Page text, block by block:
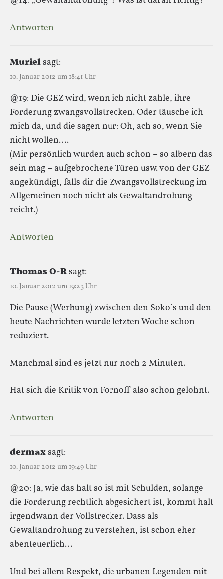
Antworten
Murielsagt:
10. Januar 2012 um 18:41 Uhr
@19: Die GEZ wird, wenn ich nicht zahle, ihre
Forderung zwangsvollstrecken. Oder täusche ich
mich da, und die sagen nur: Oh, ach so, wenn Sie
nicht wollen….
(Mir persönlich wurden auch schon – so albern das
sein mag – aufgebrochene Türen usw. von der GEZ
angekündigt, falls dir die Zwangsvollstreckung im
Allgemeinen noch nicht als Gewaltandrohung
reicht.)
Antworten
Thomas O-Rsagt:
10. Januar 2012 um 19:23 Uhr
Die Pause (Werbung) zwischen den Soko´s und den
heute Nachrichten wurde letzten Woche schon
reduziert.
Manchmal sind es jetzt nur noch 2 Minuten.
Hat sich die Kritik von Fornoff also schon gelohnt.
Antworten
dermaxsagt:
10. Januar 2012 um 19:49 Uhr
@20: Ja, wie das halt so ist mit Schulden, solange
die Forderung rechtlich abgesichert ist, kommt halt
irgendwann der Vollstrecker. Dass als
Gewaltandrohung zu verstehen, ist schon eher
abenteuerlich…
Und bei allem Respekt, die urbanen Legenden mit